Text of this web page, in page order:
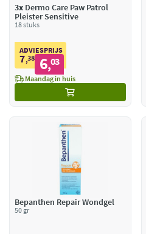
3x Dermo Care Paw Patrol
Pleister Sensitive
18 stuks
ADVIESPRIJS
7,38 6,03
Maandag in huis
Bepanthen Repair Wondgel
50 gr